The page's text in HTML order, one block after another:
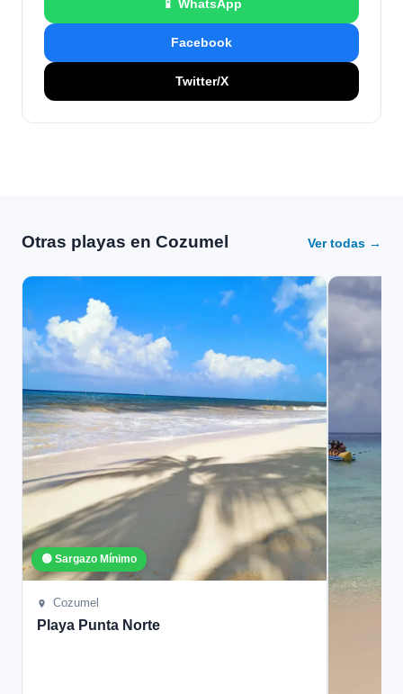
📱 WhatsApp
Facebook
Twitter/X
Otras playas en Cozumel Ver todas →
🟢 Sargazo Mínimo
Cozumel
Playa Punta Norte